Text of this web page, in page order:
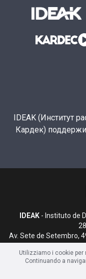
IDEAK (Институт
Кардек)
IDEAK- Instituto de
Av. Sete de Setembro,
Utilizziamo i cookie
Continuando a